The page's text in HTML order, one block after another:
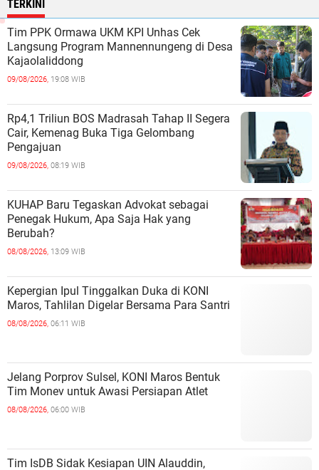
TERKINI
Tim PPK Ormawa UKM KPI Unhas Cek
Langsung Program Mannennungeng di Desa
Kajaolaliddong
09/08/2026, 19:08 WIB
Rp4,1 Triliun BOS Madrasah Tahap II Segera
Cair, Kemenag Buka Tiga Gelombang
Pengajuan
09/08/2026, 08:19 WIB
KUHAP Baru Tegaskan Advokat sebagai
Penegak Hukum, Apa Saja Hak yang
Berubah?
08/08/2026, 13:09 WIB
Kepergian Ipul Tinggalkan Duka di KONI
Maros, Tahlilan Digelar Bersama Para Santri
08/08/2026, 06:11 WIB
Jelang Porprov Sulsel, KONI Maros Bentuk
Tim Monev untuk Awasi Persiapan Atlet
08/08/2026, 06:00 WIB
Tim IsDB Sidak Kesiapan UIN Alauddin,